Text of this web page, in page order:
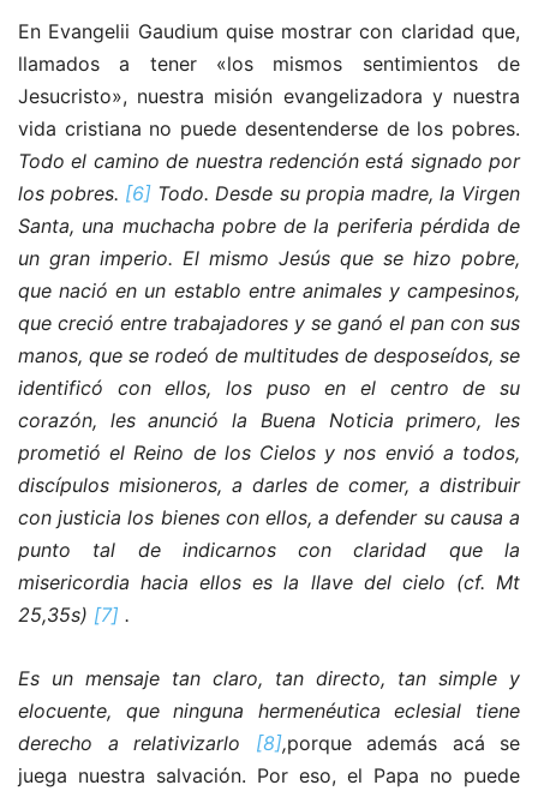
En Evangelii Gaudium quise mostrar con claridad que,
llamados a tener «los mismos sentimientos de
Jesucristo», nuestra misión evangelizadora y nuestra
vida cristiana no puede desentenderse de los pobres.
Todo el camino de nuestra redención está signado por
los pobres. [6] Todo. Desde su propia madre, la Virgen
Santa, una muchacha pobre de la periferia pérdida de
un gran imperio. El mismo Jesús que se hizo pobre,
que nació en un establo entre animales y campesinos,
que creció entre trabajadores y se ganó el pan con sus
manos, que se rodeó de multitudes de desposeídos, se
identificó con ellos, los puso en el centro de su
corazón, les anunció la Buena Noticia primero, les
prometió el Reino de los Cielos y nos envió a todos,
discípulos misioneros, a darles de comer, a distribuir
con justicia los bienes con ellos, a defender su causa a
punto tal de indicarnos con claridad que la
misericordia hacia ellos es la llave del cielo (cf. Mt
25,35s) [7] .
Es un mensaje tan claro, tan directo, tan simple y
elocuente, que ninguna hermenéutica eclesial tiene
derecho a relativizarlo [8],porque además acá se
juega nuestra salvación. Por eso, el Papa no puede